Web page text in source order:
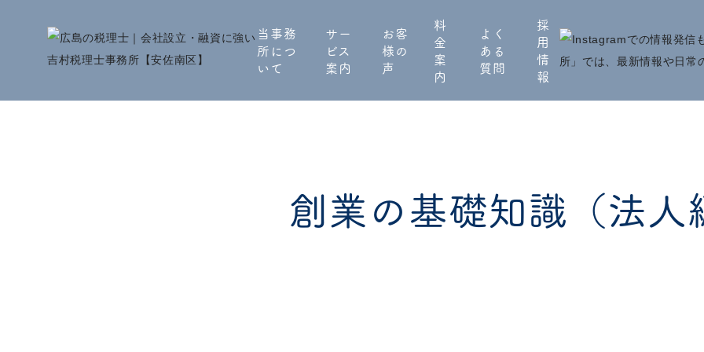
当事務
所につ
いて
サー
ビス
案内
お客
様の
声
料
金
案
内
よく
ある
質問
採
用
情
報
創業の基礎知識（法人